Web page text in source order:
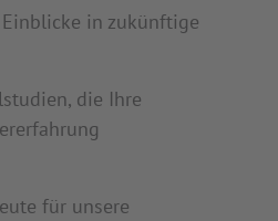
in zukünftige
die Ihre
für unsere